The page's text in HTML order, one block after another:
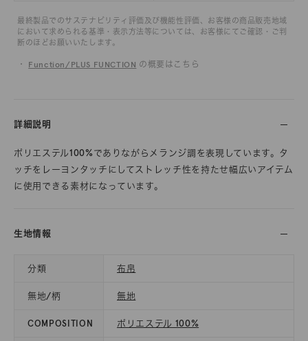
最終製品でのサステナビリティ評価及び機能性評価、お客様の商品販売地域
において求められる基準・表示方法等については、お客様にてご確認・ご判
断のほどお願いいたします。
・ Function/PLUS FUNCTION の概要はこちら
詳細説明
ポリエステル100%でありながらメランジ調を表現しています。タ
ッチをレーヨンタッチにしてストレッチ性を持たせ幅広いアイテム
に使用できる素材になっています。
生地情報
分類 布帛
無地/柄 無地
COMPOSITION ポリエステル 100%